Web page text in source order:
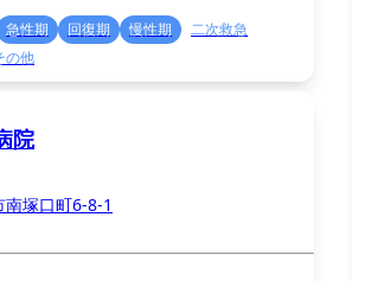
急性期 回復期 慢性期
二次救急
の他
院
塚口町6-8-1